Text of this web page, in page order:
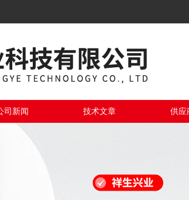
司新闻 技术文章 供应